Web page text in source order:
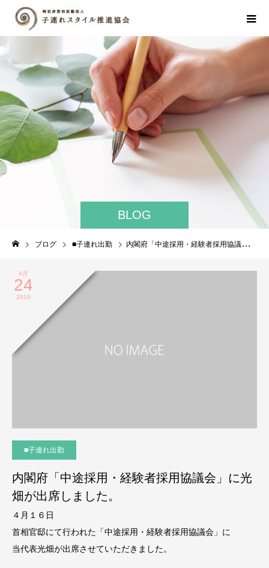
BLOG
ブログ ■子連れ出勤 内閣府「中途採用・経験者採用協議会」に光畑が出席しました。
4月
24
2019
■子連れ出勤
内閣府「中途採用・経験者採用協議会」に光
畑が出席しました。
４月１６日
首相官邸にて行われた「中途採用・経験者採用協議会」に
当代表光畑が出席させていただきました。